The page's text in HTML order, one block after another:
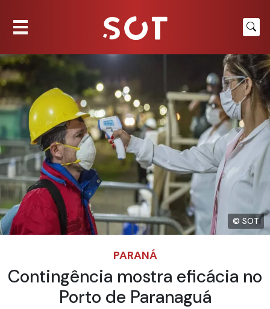
© SOT
PARANÁ
Contingência mostra eficácia no
Porto de Paranaguá